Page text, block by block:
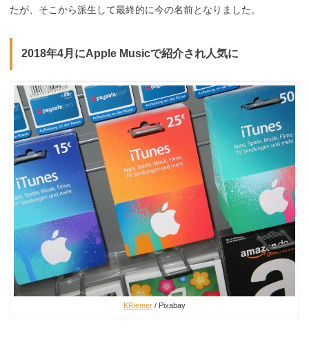
たが、そこから派生して最終的に今の名前となりました。
2018年4月にApple Musicで紹介され人気に
KRiemer / Pixabay